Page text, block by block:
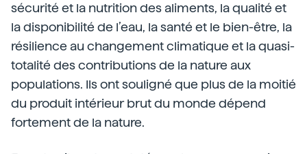
sécurité et la nutrition des aliments, la qualité et
la disponibilité de l’eau, la santé et le bien-être, la
résilience au changement climatique et la quasi-
totalité des contributions de la nature aux
populations. Ils ont souligné que plus de la moitié
du produit intérieur brut du monde dépend
fortement de la nature.